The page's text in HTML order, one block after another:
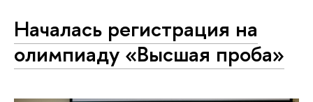
Началась регистрация на
олимпиаду «Высшая проба»